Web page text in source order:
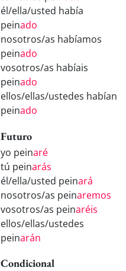
él/ella/usted había
peinado
nosotros/as habíamos
peinado
vosotros/as habíais
peinado
ellos/ellas/ustedes habían
peinado
Futuro
yo peinaré
tú peinarás
él/ella/usted peinará
nosotros/as peinaremos
vosotros/as peinaréis
ellos/ellas/ustedes
peinarán
Condicional